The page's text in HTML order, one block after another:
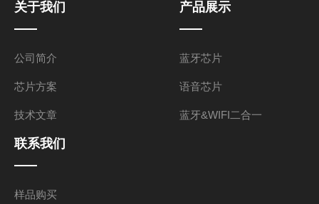
关于我们
公司简介
芯片方案
技术文章
产品展示
蓝牙芯片
语音芯片
蓝牙&WIFI二合一
联系我们
样品购买